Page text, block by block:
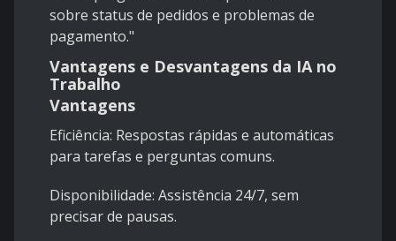
sobre status de pedidos e problemas de
pagamento."
Vantagens e Desvantagens da IA no
Trabalho
Vantagens
Eficiência: Respostas rápidas e automáticas
para tarefas e perguntas comuns.
Disponibilidade: Assistência 24/7, sem
precisar de pausas.